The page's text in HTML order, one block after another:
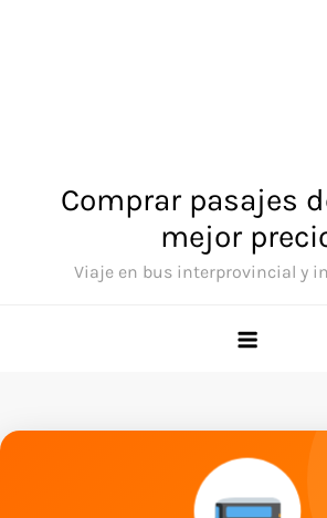
Comprar pasajes
mejor
Viaje en bus interprovincial y